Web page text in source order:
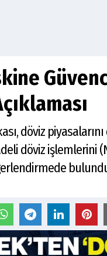
döviz
döviz işlemlerini